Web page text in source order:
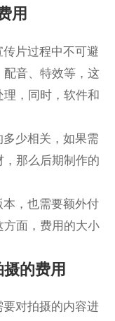
用
片过程中不可避
配音、特效等，这
，同时，软件和
少相关，如果需
那么后期制作的
，也需要额外付
方面，费用的大小
的费用
对拍摄的内容进